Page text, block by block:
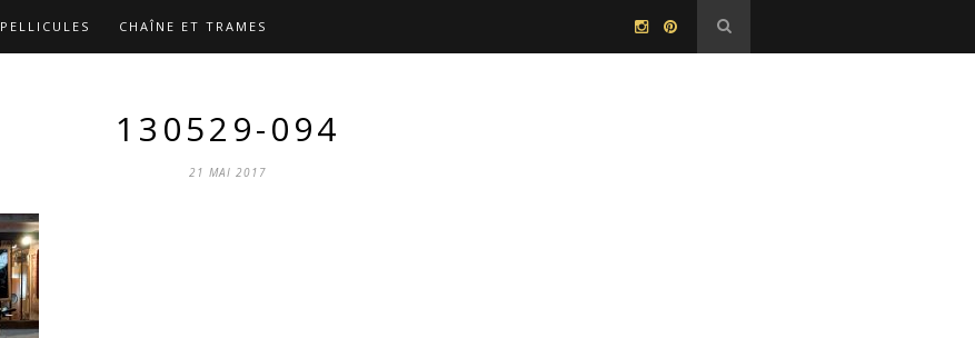
PELLICULES CHAÎNE ET TRAMES
130529-094
21 MAI 2017